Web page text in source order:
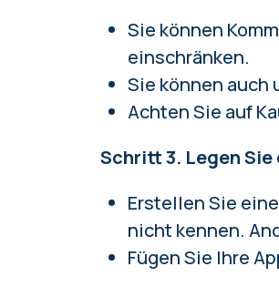
Sie können
einschränken.
Sie können auch
Achten Sie auf
Schritt 3. Legen
Erstellen Sie
nicht kennen.
Fügen Sie Ihre